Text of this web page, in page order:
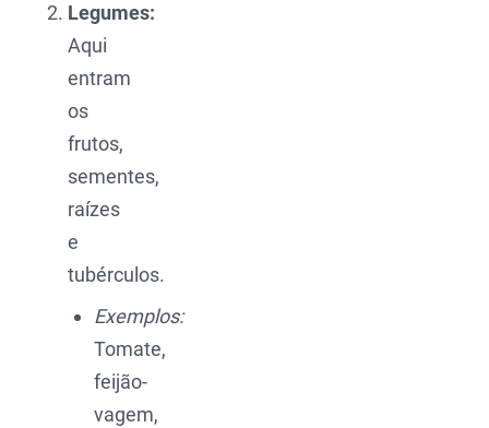
Legumes:
Aqui
entram
os
frutos,
sementes,
raízes
e
tubérculos.
Exemplos:
Tomate,
feijão-
vagem,